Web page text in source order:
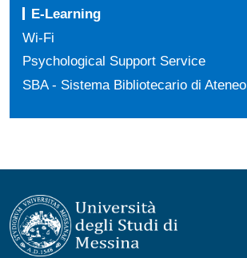
E-Learning
Wi-Fi
Psychological Support Service
SBA - Sistema Bibliotecario di Ateneo